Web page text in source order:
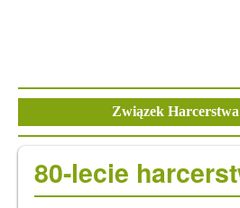
Związek
80-lecie